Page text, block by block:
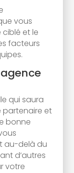
vous
ciblé et le
facteurs
qui saura
et
bonne
au-delà du
d’autres
votre